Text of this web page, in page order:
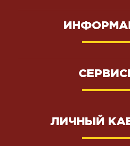
ЛИЧНЫЙ